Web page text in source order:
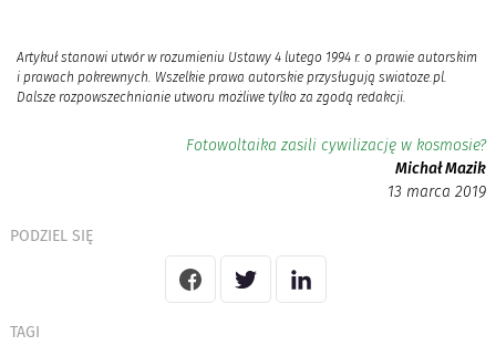
Artykuł stanowi utwór w rozumieniu Ustawy 4 lutego 1994 r. o prawie autorskim
i prawach pokrewnych. Wszelkie prawa autorskie przysługują swiatoze.pl.
Dalsze rozpowszechnianie utworu możliwe tylko za zgodą redakcji.
Fotowoltaika zasili cywilizację w kosmosie?
Michał Mazik
13 marca 2019
PODZIEL SIĘ
TAGI